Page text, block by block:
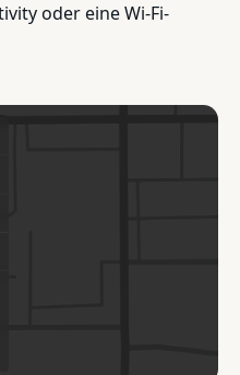
oder eine Wi-Fi-